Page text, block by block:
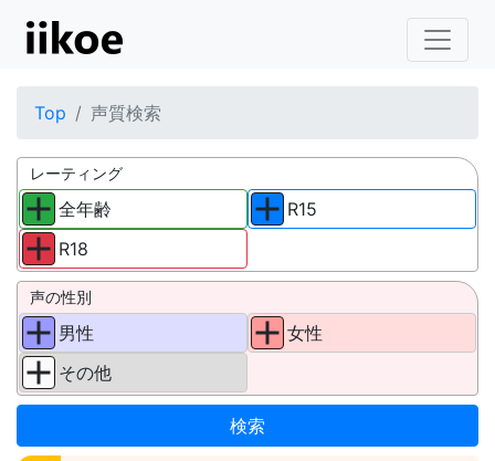
Top 声質検索
レーティング
全年齢
R18
R15
声の性別
男性
その他
女性